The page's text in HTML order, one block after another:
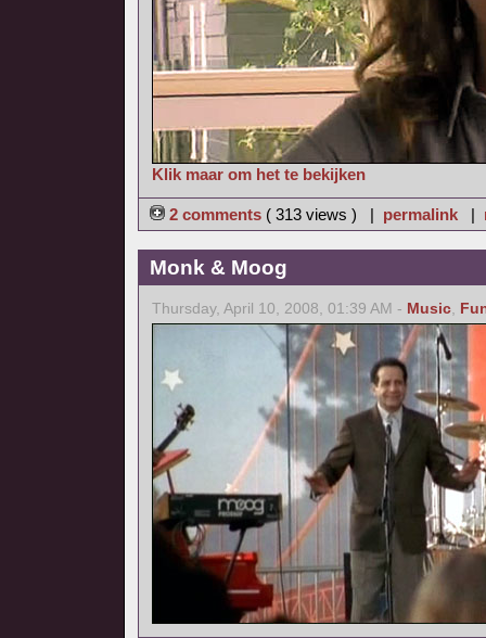
Klik maar om het te bekijken
2 comments ( 313 views ) | permalink |
Monk & Moog
Thursday, April 10, 2008, 01:39 AM - Music,